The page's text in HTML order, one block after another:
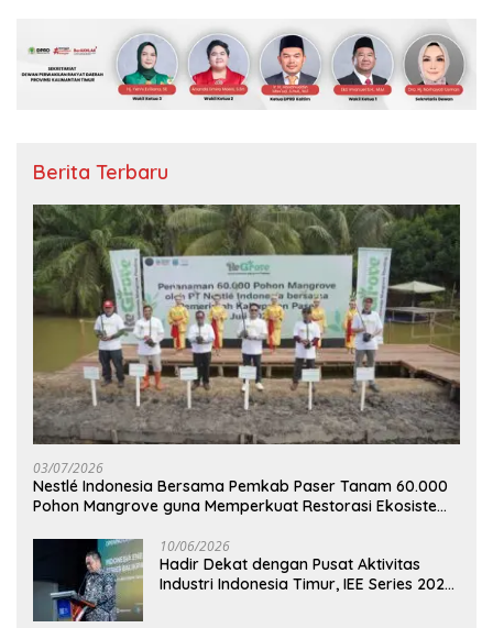
Berita Terbaru
03/07/2026
Nestlé Indonesia Bersama Pemkab Paser Tanam 60.000
Pohon Mangrove guna Memperkuat Restorasi Ekosistem
10/06/2026
Hadir Dekat dengan Pusat Aktivitas
Industri Indonesia Timur, IEE Series 2026